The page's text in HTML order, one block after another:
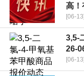
高！
[06-13]
3,5-
26-
[06-13]